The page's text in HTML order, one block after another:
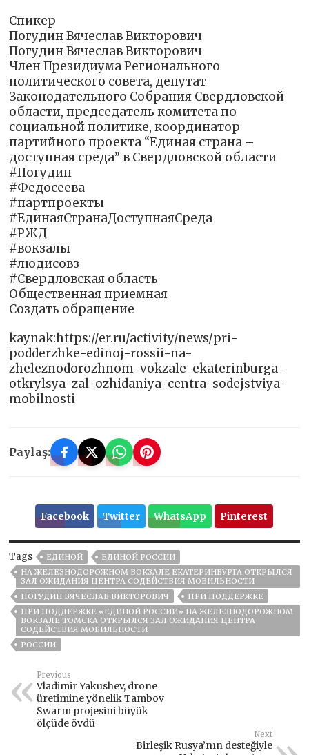
Спикер
Погудин Вячеслав Викторович
Погудин Вячеслав Викторович
Член Президиума Регионального
политического совета, депутат
Законодательного Собрания Свердловской
области, председатель комитета по
социальной политике, координатор
партийного проекта “Единая страна –
доступная среда” в Свердловской области
#Погудин
#Федосеева
#партпроекты
#ЕдинаяСтранаДоступнаяСреда
#РЖД
#вокзалы
#людисовз
#Свердловская область
Общественная приемная
Создать обращение
kaynak:https://er.ru/activity/news/pri-
podderzhke-edinoj-rossii-na-
zheleznodorozhnom-vokzale-ekaterinburga-
otkrylsya-zal-ozhidaniya-centra-sodejstviya-
mobilnosti
Paylaş:
Facebook Twitter WhatsApp Pinterest
Tags ЕДИНОЙ
ЕДИНОЙ РОССИИ
НА ЖЕЛЕЗНОДОРОЖНОМ ВОКЗАЛЕ ЕКАТЕРИНБУРГА ОТКРЫЛСЯ
ЗАЛ ОЖИДАНИЯ ЦЕНТРА СОДЕЙСТВИЯ МОБИЛЬНОСТИ
ПОГУДИН ВЯЧЕСЛАВ ВИКТОРОВИЧ
ПРИ ПОДДЕРЖКЕ
ПРИ ПОДДЕРЖКЕ «ЕДИНОЙ РОССИИ» НА ЖЕЛЕЗНОДОРОЖНОМ
ВОКЗАЛЕ ТОМСКА ОТКРЫЛСЯ ЗАЛ ОЖИДАНИЯ ЦЕНТРА
СОДЕЙСТВИЯ МОБИЛЬНОСТИ
РОССИИ
Previous
Vladimir Yakushev, drone
üretimine yönelik Tambov
Swarm projesini büyük
ölçüde övdü
Next
Birleşik Rusya’nın desteğiyle